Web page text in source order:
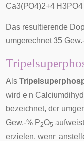
Ca3(PO4)2+4 H3PO4
Das resultierende
umgerechnet 35
Als
wird ein
bezeichnet, der
Gew.-% P2O5
erzielen, wenn